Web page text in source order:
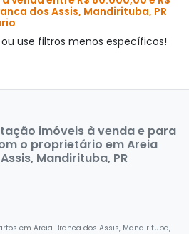
dos Assis, Mandirituba, PR
use filtros menos específicos!
imóveis à venda e para
o proprietário em Areia
Mandirituba, PR
em Areia Branca dos Assis, Mandirituba,